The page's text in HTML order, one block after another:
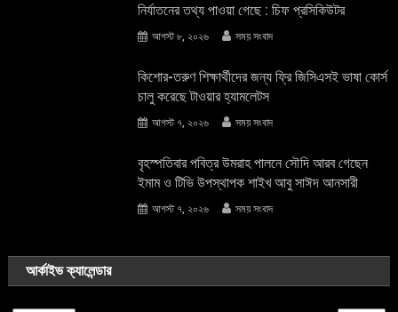
নির্যাতনের তথ্য পাওয়া গেছে : চিফ প্রসিকিউটর
আগস্ট ৮, ২০২৬ সময় সংবাদ
কিশোর-তরুণ শিক্ষার্থীদের জন্য ফ্রি জিসিএসই ভাষা কোর্স
চালু করেছে টাওয়ার হ্যামলেটস
আগস্ট ৭, ২০২৬ সময় সংবাদ
বৃহস্পতিবার পবিত্র উমরাহ পালনে সৌদি আরব গেছেন
ইমাম ও টিভি উপস্থাপক শাইখ আবু সাঈদ আনসারী
আগস্ট ৭, ২০২৬ সময় সংবাদ
আর্কাইভ ক্যালেন্ডার